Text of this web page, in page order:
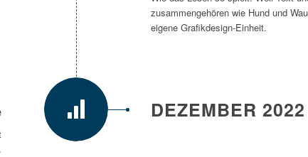
zusammengehören wie Hund und
eigene Grafikdesign-Einheit.
DEZEMBER 2022